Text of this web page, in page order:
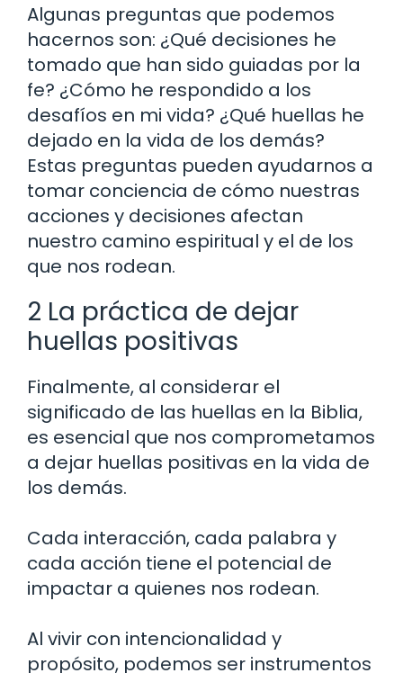
Algunas preguntas que podemos
hacernos son: ¿Qué decisiones he
tomado que han sido guiadas por la
fe? ¿Cómo he respondido a los
desafíos en mi vida? ¿Qué huellas he
dejado en la vida de los demás?
Estas preguntas pueden ayudarnos a
tomar conciencia de cómo nuestras
acciones y decisiones afectan
nuestro camino espiritual y el de los
que nos rodean.
2 La práctica de dejar
huellas positivas
Finalmente, al considerar el
significado de las huellas en la Biblia,
es esencial que nos comprometamos
a dejar huellas positivas en la vida de
los demás.
Cada interacción, cada palabra y
cada acción tiene el potencial de
impactar a quienes nos rodean.
Al vivir con intencionalidad y
propósito, podemos ser instrumentos